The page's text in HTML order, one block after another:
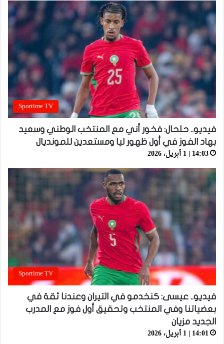
Sportime TV
فيديو.. حلحال: فخور أني مع المنتخب الوطني وسعيد
بهاد الفوز في أول ظهور ليا ومستعدين للمونديال
14:03 | 1 أبريل، 2026
Sportime TV
فيديو.. عيسى: كنخدمو في التيران وعندنا ثقة في
بعضياتنا وفي المنتخب وتحقيق أول فوز مع المدرب
الجديد مزيان
14:01 | 1 أبريل، 2026